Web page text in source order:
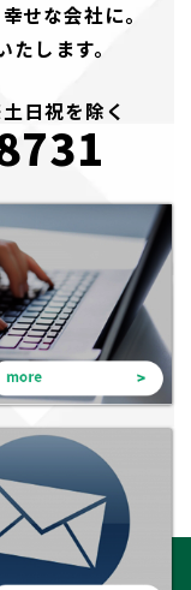
せな会社に。
します。
日祝を除く